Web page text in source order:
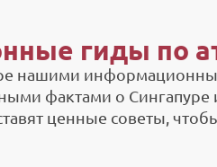
гиды по
нашими
фактами о
ценные советы,